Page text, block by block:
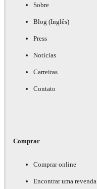
Sobre
Blog (Inglês)
Press
Notícias
Carreiras
Contato
Comprar
Comprar online
Encontrar uma revenda